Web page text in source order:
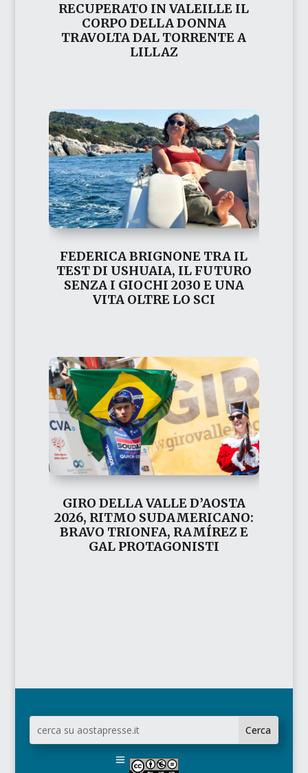
RECUPERATO IN VALEILLE IL
CORPO DELLA DONNA
TRAVOLTA DAL TORRENTE A
LILLAZ
FEDERICA BRIGNONE TRA IL
TEST DI USHUAIA, IL FUTURO
SENZA I GIOCHI 2030 E UNA
VITA OLTRE LO SCI
GIRO DELLA VALLE D’AOSTA
2026, RITMO SUDAMERICANO:
BRAVO TRIONFA, RAMÍREZ E
GAL PROTAGONISTI